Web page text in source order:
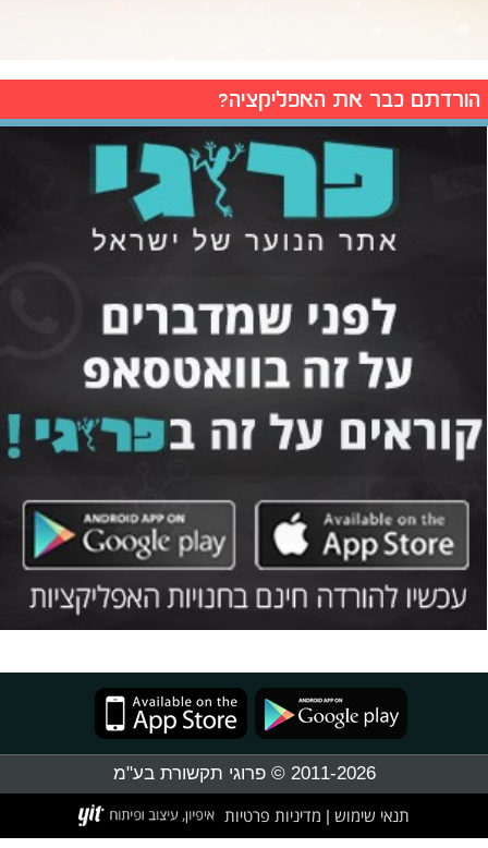
הורדתם כבר את האפליקציה?
2011-2026 © פרוגי תקשורת בע"מ
תנאי שימוש מדיניות פרטיות